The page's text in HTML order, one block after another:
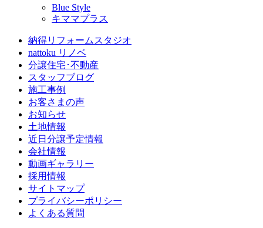
Blue Style
キママプラス
納得リフォームスタジオ
nattoku リノベ
分譲住宅･不動産
スタッフブログ
施工事例
お客さまの声
お知らせ
土地情報
近日分譲予定情報
会社情報
動画ギャラリー
採用情報
サイトマップ
プライバシーポリシー
よくある質問